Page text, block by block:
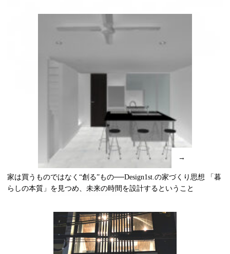
→
家は買うものではなく“創る”もの──Design1st.の家づくり思想 「暮
らしの本質」を見つめ、未来の時間を設計するということ